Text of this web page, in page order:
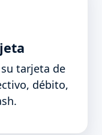
tarjeta de
débito,